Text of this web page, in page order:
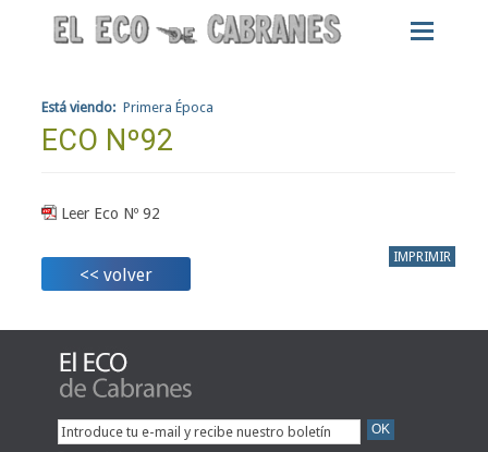
Está viendo: Primera Época
ECO Nº92
Leer Eco Nº 92
<< volver
IMPRIMIR